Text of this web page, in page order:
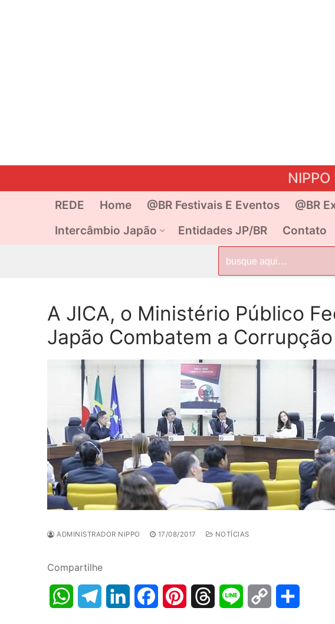
REDE Home @BR Festivais E Eventos @BR
Intercâmbio Japão
Entidades JP/BR Contato
por:
A JICA, o Ministério Público
Japão Combatem a Corrupção
ADMINISTRADOR NIPPO 17/08/2017 NOTÍCIAS
Compartilhe
WhatsAppTelegramLinkedInFacebookPinterestThreads Line
Copy